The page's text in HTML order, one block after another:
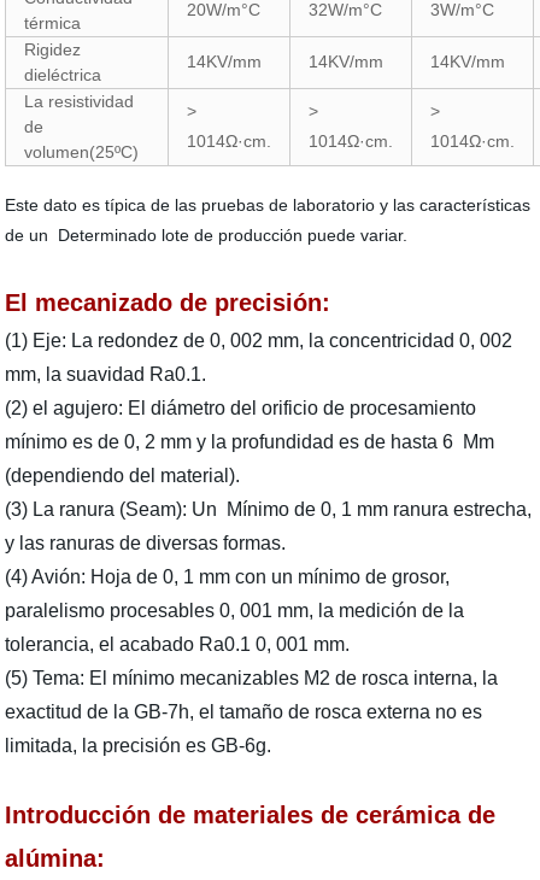
térmica
20W/m°C 32W/m°C 3W/m°C
Rigidez
dieléctrica
14KV/mm 14KV/mm 14KV/mm
La resistividad
de
volumen(25ºC)
>
1014Ω·cm.
>
1014Ω·cm.
>
1014Ω·cm.
Este dato es típica de las pruebas de laboratorio y las características
de un Determinado lote de producción puede variar.
El mecanizado de precisión:
(1) Eje: La redondez de 0, 002 mm, la concentricidad 0, 002
mm, la suavidad Ra0.1.
(2) el agujero: El diámetro del orificio de procesamiento
mínimo es de 0, 2 mm y la profundidad es de hasta 6 Mm
(dependiendo del material).
(3) La ranura (Seam): Un Mínimo de 0, 1 mm ranura estrecha,
y las ranuras de diversas formas.
(4) Avión: Hoja de 0, 1 mm con un mínimo de grosor,
paralelismo procesables 0, 001 mm, la medición de la
tolerancia, el acabado Ra0.1 0, 001 mm.
(5) Tema: El mínimo mecanizables M2 de rosca interna, la
exactitud de la GB-7h, el tamaño de rosca externa no es
limitada, la precisión es GB-6g.
Introducción de materiales de cerámica de
alúmina: